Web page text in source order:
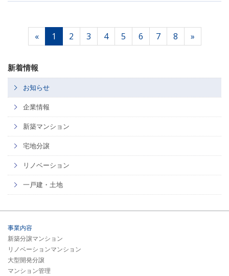
« 1 2 3 4 5 6 7 8 »
新着情報
お知らせ
企業情報
新築マンション
宅地分譲
リノベーション
一戸建・土地
事業内容
新築分譲マンション
リノベーションマンション
大型開発分譲
マンション管理